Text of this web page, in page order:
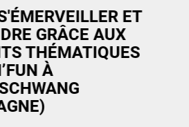
ET
GRÂCE AUX
THÉMATIQUES
À